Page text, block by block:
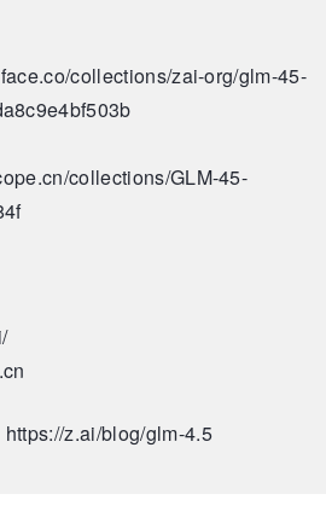
collections/zai-org/glm-45-
collections/GLM-45-
z.ai/blog/glm-4.5